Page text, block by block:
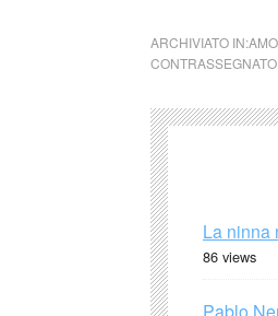
ARCHIVIATO IN:
La ninna
86 views